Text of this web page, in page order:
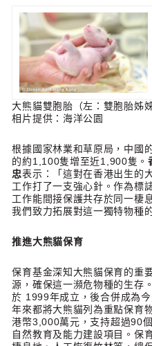
大熊貓雙胞胎（左：雙胞胎姊
相片提供：海洋公園
根據國家林業和草原局，中國
的約1,100隻增至近1,900隻。
忠表示：「這對在香港出生的
工作打了一支強心針。作為標
工作能間接保護共存於同一棲
我們致力拓展對這一獨特物種
推進大熊貓保育
保育基金深知大熊貓保育的重
源，確保這一瀕危物種的生存
於 1999年成立，後合併成為
年來都將大熊貓列為重點保育
港幣3,000萬元，支持超過90
自然教育及能力建設項目。保